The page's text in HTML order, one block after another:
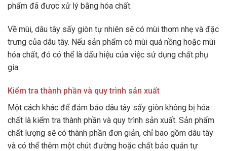
phẩm đã được xử lý bằng hóa chất.
Về mùi, dâu tây sấy giòn tự nhiên sẽ có mùi thơm nhẹ và đặc
trưng của dâu tây. Nếu sản phẩm có mùi quá nồng hoặc mùi
hóa chất, đó có thể là dấu hiệu của việc sử dụng chất phụ
gia.
Kiểm tra thành phần và quy trình sản xuất
Một cách khác để đảm bảo dâu tây sấy giòn không bị hóa
chất là kiểm tra thành phần và quy trình sản xuất. Sản phẩm
chất lượng sẽ có thành phần đơn giản, chỉ bao gồm dâu tây
và có thể thêm một chút đường hoặc chất bảo quản tự